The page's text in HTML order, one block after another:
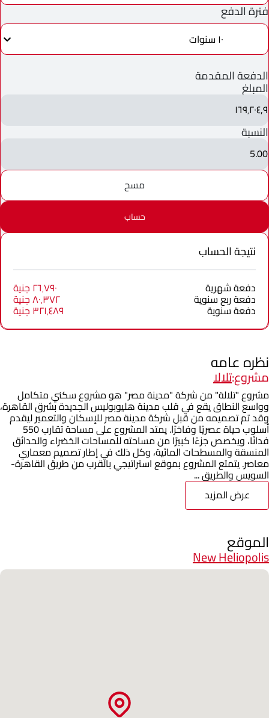
فترة الدفع
١٠ سنوات
الدفعة المقدمة
المبلغ
١٦٩٬٢٠٤٫٩
النسبة
5.00
مسح
حساب
نتيجة الحساب
دفعة شهرية ٢٦٬٧٩٠ جنية
دفعة ربع سنوية ٨٠٬٣٧٢ جنية
دفعة سنوية ٣٢١٬٤٨٩ جنية
نظره عامه
مشروع:تلالا
مشروع "تلالة" من شركة "مدينة مصر" هو مشروع سكني متكامل
وواسع النطاق يقع في قلب مدينة هليوبوليس الجديدة بشرق القاهرة،
وقد تم تصميمه من قبل شركة مدينة مصر للإسكان والتعمير ليقدم
أسلوب حياة عصريًا وفاخرًا. يمتد المشروع على مساحة تقارب 550
فدانًا، ويخصص جزءًا كبيرًا من مساحته للمساحات الخضراء والحدائق
المنسقة والمسطحات المائية، وكل ذلك في إطار تصميم معماري
معاصر. يتمتع المشروع بموقع استراتيجي بالقرب من طريق القاهرة-
السويس والطريق ...
عرض المزيد
الموقع
New Heliopolis